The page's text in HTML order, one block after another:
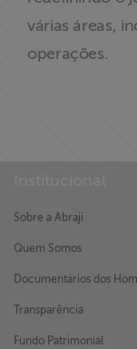
várias áreas,
operações.
Sobre a Abraji
Quem Somos
Documentários dos
Transparência
Fundo Patrimonial